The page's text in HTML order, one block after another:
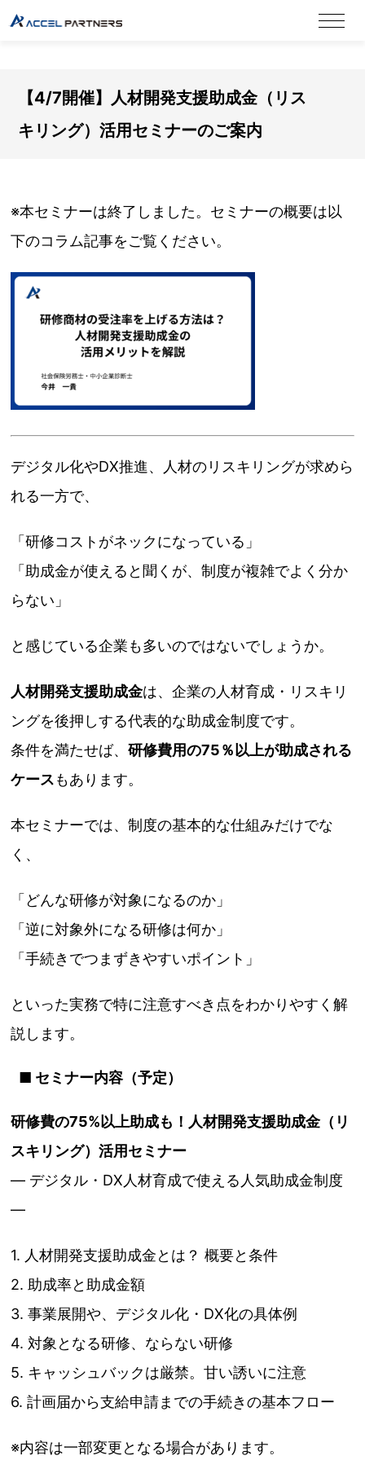
【4/7開催】人材開発支援助成金（リス
キリング）活用セミナーのご案内
※本セミナーは終了しました。セミナーの概要は以
下のコラム記事をご覧ください。
デジタル化やDX推進、人材のリスキリングが求めら
れる一方で、
「研修コストがネックになっている」
「助成金が使えると聞くが、制度が複雑でよく分か
らない」
と感じている企業も多いのではないでしょうか。
人材開発支援助成金は、企業の人材育成・リスキリ
ングを後押しする代表的な助成金制度です。
条件を満たせば、研修費用の75％以上が助成される
ケースもあります。
本セミナーでは、制度の基本的な仕組みだけでな
く、
「どんな研修が対象になるのか」
「逆に対象外になる研修は何か」
「手続きでつまずきやすいポイント」
といった実務で特に注意すべき点をわかりやすく解
説します。
■ セミナー内容（予定）
研修費の75%以上助成も！人材開発支援助成金（リ
スキリング）活用セミナー
― デジタル・DX人材育成で使える人気助成金制度
―
1. 人材開発支援助成金とは？ 概要と条件
2. 助成率と助成金額
3. 事業展開や、デジタル化・DX化の具体例
4. 対象となる研修、ならない研修
5. キャッシュバックは厳禁。甘い誘いに注意
6. 計画届から支給申請までの手続きの基本フロー
※内容は一部変更となる場合があります。